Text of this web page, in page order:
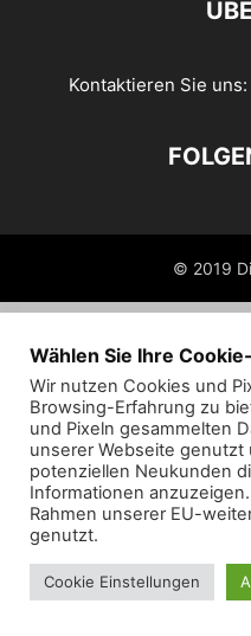
Kontaktieren Sie uns:
© 2019
Wählen Sie Ihre
Wir nutzen Cookies und
Browsing-Erfahrung zu
und Pixeln gesammelten
unserer Webseite
potenziellen Neukunden
Informationen
Rahmen unserer EU-
genutzt.
Cookie Einstellungen